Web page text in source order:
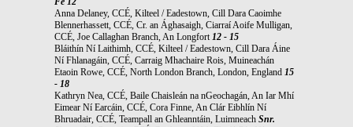
Anna Delaney, CCÉ, Kilteel / Eadestown, Cill Dara Caoimhe
Blennerhassett, CCÉ, Cr. an Ághasaigh, Ciarraí Aoife Mulligan,
CCÉ, Joe Callaghan Branch, An Longfort12 - 15
Bláithín Ní Laithimh, CCÉ, Kilteel / Eadestown, Cill Dara Áine
Ní Fhlanagáin, CCÉ, Carraig Mhachaire Rois, Muineachán
Etaoin Rowe, CCÉ, North London Branch, London, England 15
- 18
Kathryn Nea, CCÉ, Baile Chaisleán na nGeochagán, An Iar Mhí
Eimear Ní Earcáin, CCÉ, Cora Finne, An Clár Eibhlín Ní
Bhruadair, CCÉ, Teampall an Ghleanntáin, Luimneach Snr.